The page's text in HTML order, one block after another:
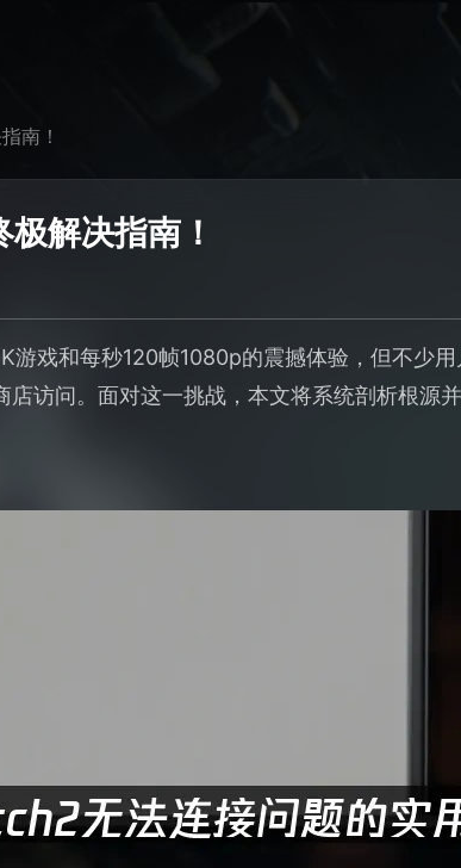
南！
解决指南！
戏和每秒120帧1080p的震撼体验，但不少
访问。面对这一挑战，本文将系统剖析根源